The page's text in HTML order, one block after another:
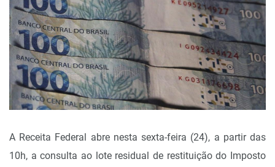
A Receita Federal abre nesta sexta-feira (24), a partir das
10h, a consulta ao lote residual de restituição do Imposto